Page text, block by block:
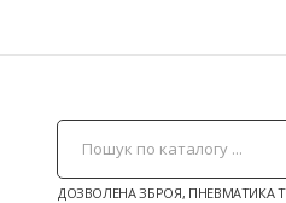
ДОЗВОЛЕНА ЗБРОЯ, ПНЕВМАТИКА